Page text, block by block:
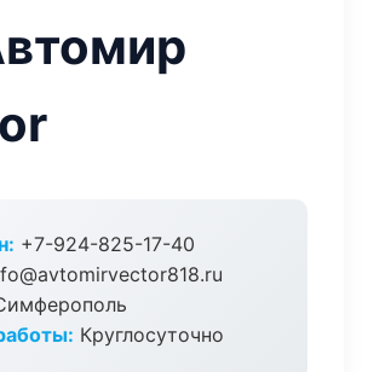
+7-924-825-17-40
Круглосуточно